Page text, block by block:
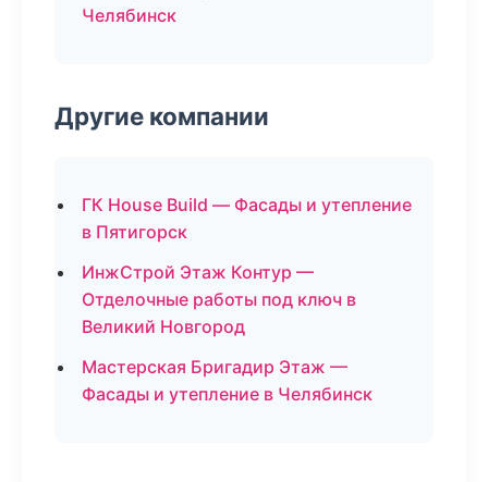
Челябинск
Другие компании
ГК House Build — Фасады и утепление
в Пятигорск
ИнжСтрой Этаж Контур —
Отделочные работы под ключ в
Великий Новгород
Мастерская Бригадир Этаж —
Фасады и утепление в Челябинск